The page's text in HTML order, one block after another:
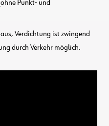
Punkt- und
Verdichtung ist zwingend
durch Verkehr möglich.